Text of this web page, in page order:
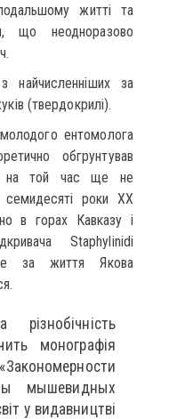
житті та
що неодноразово
за
(твердокрилі).
молодого ентомолога
обгрунтував
на той час ще не
роки ХХ
в горах Кавказу і
Staphylinidi
за життя Якова
монографія
мышевидных
у видавництві